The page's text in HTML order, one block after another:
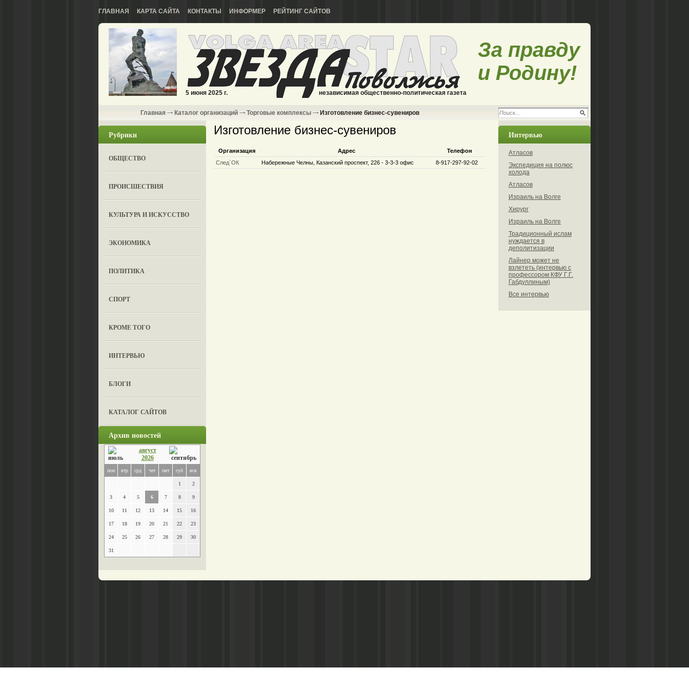
ГЛАВНАЯ КАРТА САЙТА КОНТАКТЫ ИНФОРМЕР РЕЙТИНГ САЙТОВ
5 июня 2025 г. независимая общественно-политическая газета
За правду
и Родину!
Главная Каталог организаций Торговые комплексы Изготовление бизнес-сувениров
Рубрики
ОБЩЕСТВО
ПРОИСШЕСТВИЯ
КУЛЬТУРА И ИСКУССТВО
ЭКОНОМИКА
ПОЛИТИКА
СПОРТ
КРОМЕ ТОГО
ИНТЕРВЬЮ
БЛОГИ
КАТАЛОГ САЙТОВ
Архив новостей
август
2026
пон втр срд чет пят суб вск
1 2
3 4 5 6 7 8 9
10 11 12 13 14 15 16
17 18 19 20 21 22 23
24 25 26 27 28 29 30
31
Изготовление бизнес-сувениров
Организация Адрес
Телефон
След`ОК
Набережные Челны, Казанский проспект, 226 - 3-3-3 офис 8-917-297-92-02
Интервью
Атласов
Экспедиция на полюс
холода
Атласов
Израиль на Волге
Хирург
Израиль на Волге
Традиционный ислам
нуждается в
деполитизации
Лайнер может не
взлететь (интервью с
профессором КФУ Г.Г.
Габдуллиным)
Все интервью